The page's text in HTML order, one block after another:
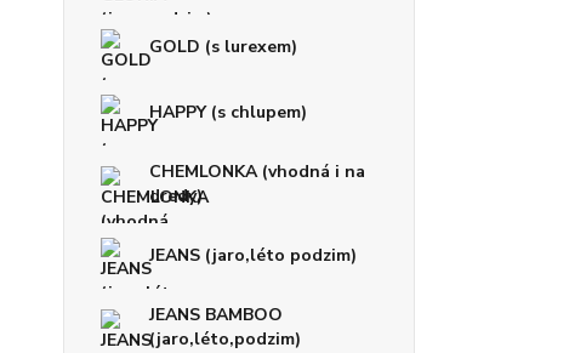
GOLD (s lurexem)
HAPPY (s chlupem)
CHEMLONKA (vhodná i na
dredy)
JEANS (jaro,léto podzim)
JEANS BAMBOO
(jaro,léto,podzim)